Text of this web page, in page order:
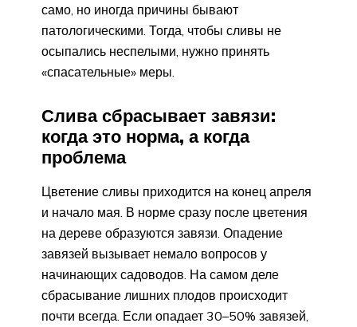
само, но иногда причины бывают
патологическими. Тогда, чтобы сливы не
осыпались неспелыми, нужно принять
«спасательные» меры.
Слива сбрасывает завязи:
когда это норма, а когда
проблема
Цветение сливы приходится на конец апреля
и начало мая. В норме сразу после цветения
на дереве образуются завязи. Опадение
завязей вызывает немало вопросов у
начинающих садоводов. На самом деле
сбрасывание лишних плодов происходит
почти всегда. Если опадает 30–50% завязей,